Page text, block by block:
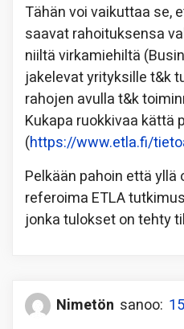
Tähän voi vaikuttaa se,
saavat rahoituksensa
niiltä virkamiehiltä
jakelevat yrityksille t&k
rahojen avulla t&k
Kukapa ruokkivaa kättä
(https://www.etla.fi/
Pelkään pahoin että yllä
referoima ETLA
jonka tulokset on tehty
Nimetön sanoo: